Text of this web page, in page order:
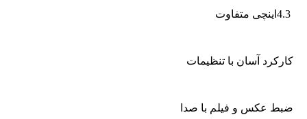
کارکرد آسان با تنظیمات
ضبط عکس و فیلم با صدا